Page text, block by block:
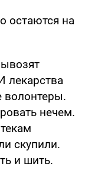
остаются на
лекарства
волонтеры.
нечем.
скупили.
и шить.